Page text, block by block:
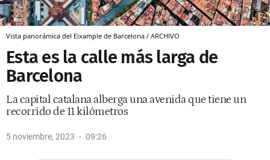
Vista panorámica del Eixample de Barcelona / ARCHIVO
Esta es la calle más larga de
Barcelona
La capital catalana alberga una avenida que tiene un
recorrido de 11 kilómetros
5 noviembre, 2023 09:26